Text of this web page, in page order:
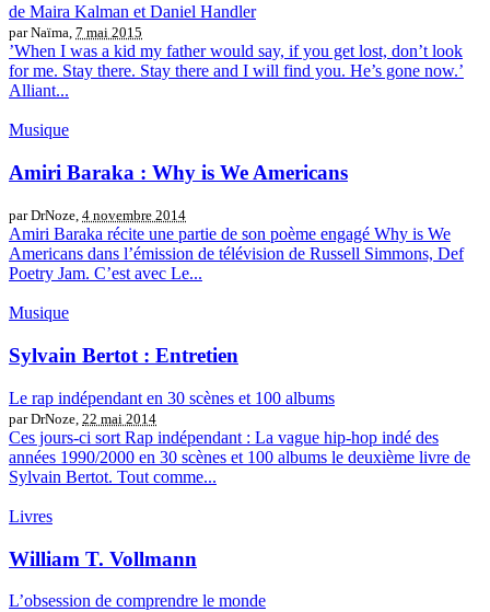
de Maira Kalman et Daniel Handler
par Naïma, 7 mai 2015
’When I was a kid my father would say, if you get lost, don’t look
for me. Stay there. Stay there and I will find you. He’s gone now.’
Alliant...
Musique
Amiri Baraka : Why is We Americans
par DrNoze, 4 novembre 2014
Amiri Baraka récite une partie de son poème engagé Why is We
Americans dans l’émission de télévision de Russell Simmons, Def
Poetry Jam. C’est avec Le...
Musique
Sylvain Bertot : Entretien
Le rap indépendant en 30 scènes et 100 albums
par DrNoze, 22 mai 2014
Ces jours-ci sort Rap indépendant : La vague hip-hop indé des
années 1990/2000 en 30 scènes et 100 albums le deuxième livre de
Sylvain Bertot. Tout comme...
Livres
William T. Vollmann
L’obsession de comprendre le monde